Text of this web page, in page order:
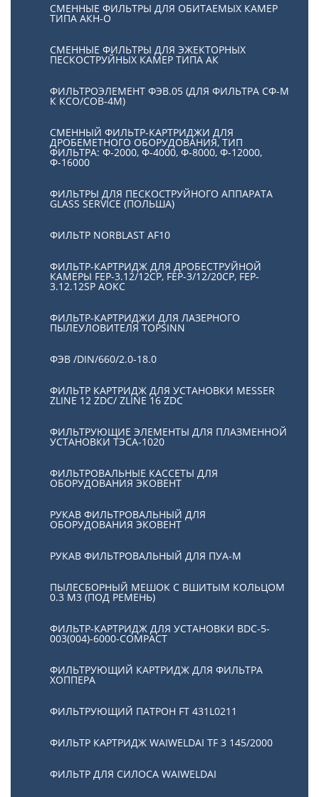
СМЕННЫЕ ФИЛЬТРЫ ДЛЯ ОБИТАЕМЫХ КАМЕР
ТИПА АКН-О
СМЕННЫЕ ФИЛЬТРЫ ДЛЯ ЭЖЕКТОРНЫХ
ПЕСКОСТРУЙНЫХ КАМЕР ТИПА АК
ФИЛЬТРОЭЛЕМЕНТ ФЭВ.05 (ДЛЯ ФИЛЬТРА СФ-М
К КСО/СОВ-4М)
СМЕННЫЙ ФИЛЬТР-КАРТРИДЖИ ДЛЯ
ДРОБЕМЕТНОГО ОБОРУДОВАНИЯ, ТИП
ФИЛЬТРА: Ф-2000, Ф-4000, Ф-8000, Ф-12000,
Ф-16000
ФИЛЬТРЫ ДЛЯ ПЕСКОСТРУЙНОГО АППАРАТА
GLASS SERVICE (ПОЛЬША)
ФИЛЬТР NORBLAST AF10
ФИЛЬТР-КАРТРИДЖ ДЛЯ ДРОБЕСТРУЙНОЙ
КАМЕРЫ FEP-3.12/12СР, FEP-3/12/20CP, FEP-
3.12.12SP АОКС
ФИЛЬТР-КАРТРИДЖИ ДЛЯ ЛАЗЕРНОГО
ПЫЛЕУЛОВИТЕЛЯ TOPSINN
ФЭВ /DIN/660/2.0-18.0
ФИЛЬТР КАРТРИДЖ ДЛЯ УСТАНОВКИ MESSER
ZLINE 12 ZDC/ ZLINE 16 ZDC
ФИЛЬТРУЮЩИЕ ЭЛЕМЕНТЫ ДЛЯ ПЛАЗМЕННОЙ
УСТАНОВКИ ТЭСА-1020
ФИЛЬТРОВАЛЬНЫЕ КАССЕТЫ ДЛЯ
ОБОРУДОВАНИЯ ЭКОВЕНТ
РУКАВ ФИЛЬТРОВАЛЬНЫЙ ДЛЯ
ОБОРУДОВАНИЯ ЭКОВЕНТ
РУКАВ ФИЛЬТРОВАЛЬНЫЙ ДЛЯ ПУА-М
ПЫЛЕСБОРНЫЙ МЕШОК С ВШИТЫМ КОЛЬЦОМ
0.3 М3 (ПОД РЕМЕНЬ)
ФИЛЬТР-КАРТРИДЖ ДЛЯ УСТАНОВКИ BDC-5-
003(004)-6000-COMPACT
ФИЛЬТРУЮЩИЙ КАРТРИДЖ ДЛЯ ФИЛЬТРА
ХОППЕРА
ФИЛЬТРУЮЩИЙ ПАТРОН FT 431L0211
ФИЛЬТР КАРТРИДЖ WAIWELDAI TF 3 145/2000
ФИЛЬТР ДЛЯ СИЛОСА WAIWELDAI